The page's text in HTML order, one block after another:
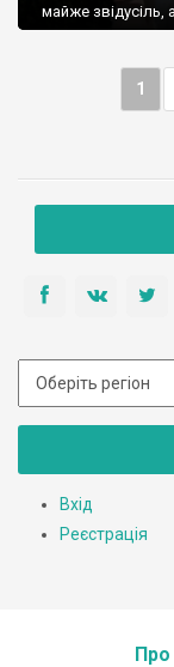
майже звідусіль,
1
Вхід
Реєстрація
Про